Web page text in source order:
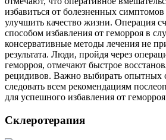
избавиться от болезненных симптомов
улучшить качество жизни. Операция
способом избавления от геморроя в
консервативные методы лечения не
результата. Люди, пройдя через
геморроя, отмечают быстрое
рецидивов. Важно выбирать опытных
следовать всем рекомендациям
для успешного избавления от
Склеротерапия